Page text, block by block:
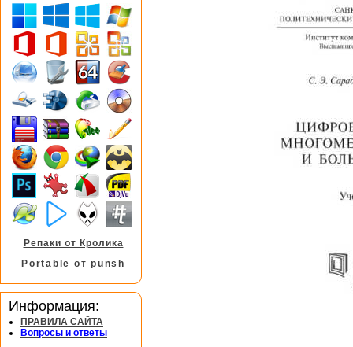
Репаки от Кролика
Portable от punsh
Информация:
ПРАВИЛА САЙТА
Вопросы и ответы